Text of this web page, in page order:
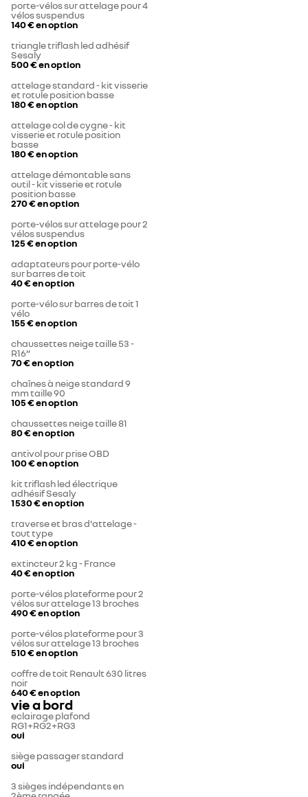
porte-vélos sur attelage pour 4
vélos suspendus
140 €en option
triangle triflash led adhésif
Sesaly
500 €en option
attelage standard - kit visserie
et rotule position basse
180 €en option
attelage col de cygne - kit
visserie et rotule position
basse
180 €en option
attelage démontable sans
outil - kit visserie et rotule
position basse
270 €en option
porte-vélos sur attelage pour 2
vélos suspendus
125 €en option
adaptateurs pour porte-vélo
sur barres de toit
40 €en option
porte-vélo sur barres de toit 1
vélo
155 €en option
chaussettes neige taille 53 -
R16”
70 €en option
chaînes à neige standard 9
mm taille 90
105 €en option
chaussettes neige taille 81
80 €en option
antivol pour prise OBD
100 €en option
kit triflash led électrique
adhésif Sesaly
1 530 €en option
traverse et bras d'attelage -
tout type
410 €en option
extincteur 2 kg - France
40 €en option
porte-vélos plateforme pour 2
vélos sur attelage 13 broches
490 €en option
porte-vélos plateforme pour 3
vélos sur attelage 13 broches
510 €en option
coffre de toit Renault 630 litres
noir
640 €en option
vie a bord
eclairage plafond
RG1+RG2+RG3
oui
siège passager standard
oui
3 sièges indépendants en